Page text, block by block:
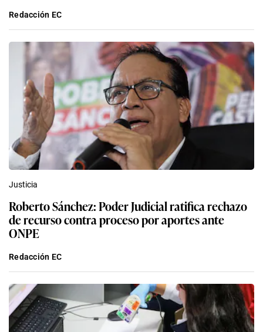
Redacción EC
Justicia
Roberto Sánchez: Poder Judicial ratifica rechazo
de recurso contra proceso por aportes ante
ONPE
Redacción EC